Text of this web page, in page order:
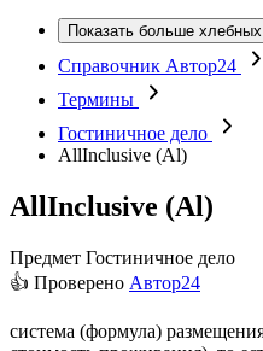
Показать больше
Справочник Автор24
Термины
Гостиничное дело
AllInclusive (Al)
AllInclusive (Al)
Предмет Гостиничное дело
👍 Проверено Автор24
система (формула)